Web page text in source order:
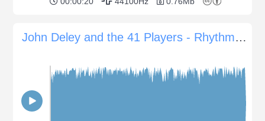
John Deley and the 41 Players - Rhythm Changes